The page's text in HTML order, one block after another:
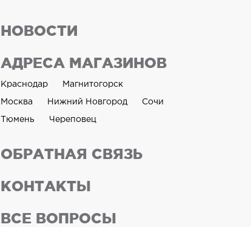
НОВОСТИ
АДРЕСА МАГАЗИНОВ
Краснодар Магнитогорск
Москва Нижний Новгород Сочи
Тюмень Череповец
ОБРАТНАЯ СВЯЗЬ
КОНТАКТЫ
ВСЕ ВОПРОСЫ